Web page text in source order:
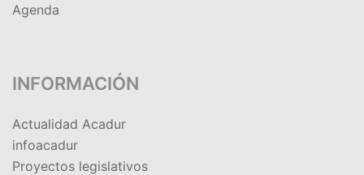
Agenda
INFORMACIÓN
Actualidad Acadur
infoacadur
Proyectos legislativos